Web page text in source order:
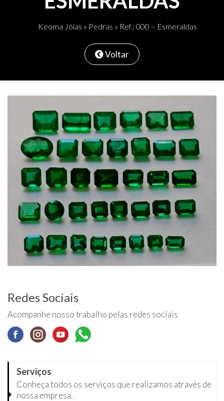
Keoma Jóias » Pedras » Ref.: 000 – Esmeraldas
Voltar
Redes Sociais
Acompanhe nosso trabalho pelas redes sociais
Serviços
Conheça todos os serviços que realizamos através de
nossa empresa.